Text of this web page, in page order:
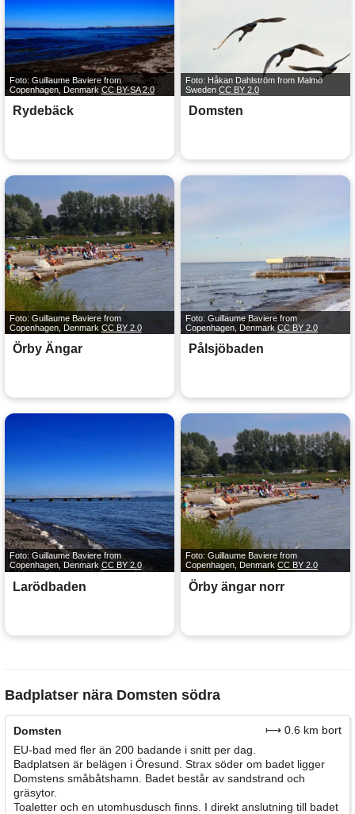
Foto: Guillaume Baviere from
Copenhagen, Denmark CC BY-SA 2.0
Rydebäck
Foto: Håkan Dahlström from Malmö
Sweden CC BY 2.0
Domsten
Foto: Guillaume Baviere from
Copenhagen, Denmark CC BY 2.0
Örby Ängar
Foto: Guillaume Baviere from
Copenhagen, Denmark CC BY 2.0
Pålsjöbaden
Foto: Guillaume Baviere from
Copenhagen, Denmark CC BY 2.0
Larödbaden
Foto: Guillaume Baviere from
Copenhagen, Denmark CC BY 2.0
Örby ängar norr
Badplatser nära Domsten södra
Domsten
⟼ 0.6 km bort
EU-bad med fler än 200 badande i snitt per dag.
Badplatsen är belägen i Öresund. Strax söder om badet ligger
Domstens småbåtshamn. Badet består av sandstrand och
gräsytor.
Toaletter och en utomhusdusch finns. I direkt anslutning till badet